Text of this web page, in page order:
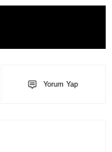
Yorum Yap